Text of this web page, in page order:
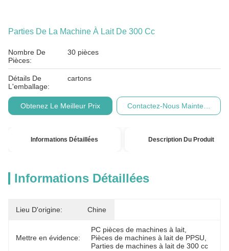
Parties De La Machine À Lait De 300 Cc
Nombre De
Pièces:
30 pièces
Détails De
L'emballage:
cartons
Obtenez Le Meilleur Prix Contactez-Nous Maintenant
Informations Détaillées Description Du Produit
Informations Détaillées
Lieu D'origine: Chine
Mettre en évidence:
PC pièces de machines à lait
Pièces de machines à lait de PPSU
Parties de machines à lait de 300 cc